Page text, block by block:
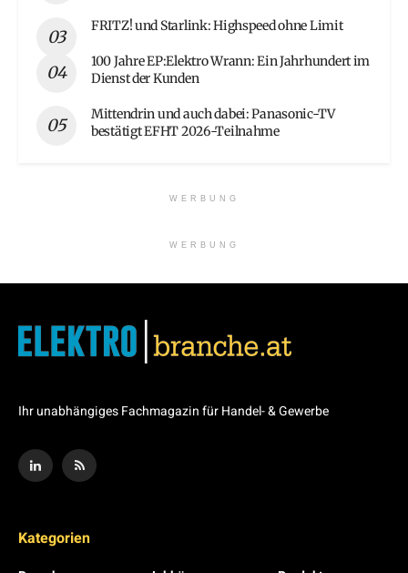
FRITZ! und Starlink: Highspeed ohne Limit
100 Jahre EP:Elektro Wrann: Ein Jahrhundert im
Dienst der Kunden
Mittendrin und auch dabei: Panasonic-TV
bestätigt EFHT 2026-Teilnahme
WERBUNG
WERBUNG
Ihr unabhängiges Fachmagazin für Handel- & Gewerbe
Kategorien